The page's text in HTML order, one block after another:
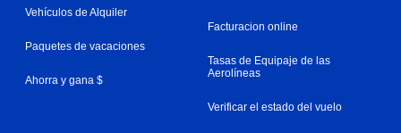
Vehículos de Alquiler
Paquetes de vacaciones
Ahorra y gana $
Facturacion online
Tasas de Equipaje de las
Aerolíneas
Verificar el estado del vuelo